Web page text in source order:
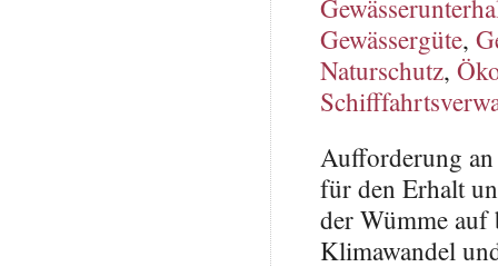
Gewässergüte,
Naturschutz,
Aufforderung
für den Erhalt
der Wümme auf
Klimawandel